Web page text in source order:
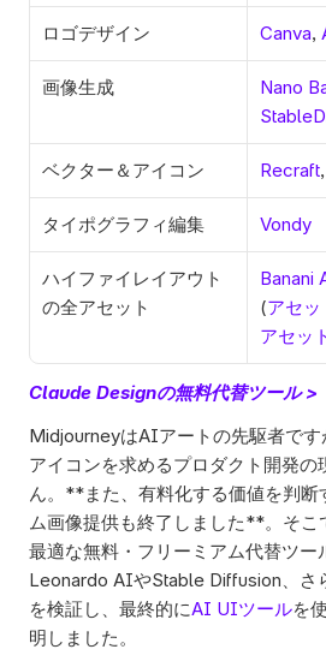
ロゴデザイン Canva,
画像生成 Nano
ベクター＆アイコン Recraft,
タイポグラフィ編集 Vondy
ハイファイレイアウト
の全アセット
Banani
(アセ
アセッ
Claude Designの無料代替ツール >
MidjourneyはAIアートの先駆者です
アイコンを求めるプロダクト開発の
ん。**また、有料化する価値を判断
ム画像提供も終了しました**。そ
最適な無料・フリーミアム代替ツー
Leonardo AIやStable Diffusion、さ
を検証し、最終的にAI UIツールを
明しました。